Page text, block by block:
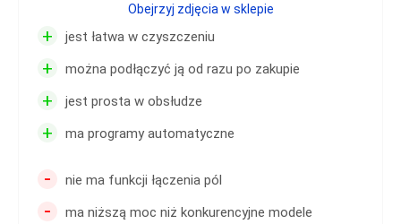
+ jest łatwa w czyszczeniu
+ można podłączyć ją od razu po zakupie
+ jest prosta w obsłudze
+ ma programy automatyczne
- nie ma funkcji łączenia pól
- ma niższą moc niż konkurencyjne modele
Obejrzyj zdjęcia w sklepie